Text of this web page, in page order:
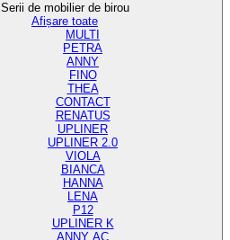
Serii de mobilier de birou
Afișare toate
MULTI
PETRA
ANNY
FINO
THEA
CONTACT
RENATUS
UPLINER
UPLINER 2.0
VIOLA
BIANCA
HANNA
LENA
P12
UPLINER K
ANNY AC